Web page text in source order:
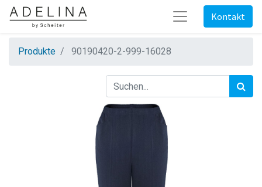
Kontakt
Produkte 90190420-2-999-16028